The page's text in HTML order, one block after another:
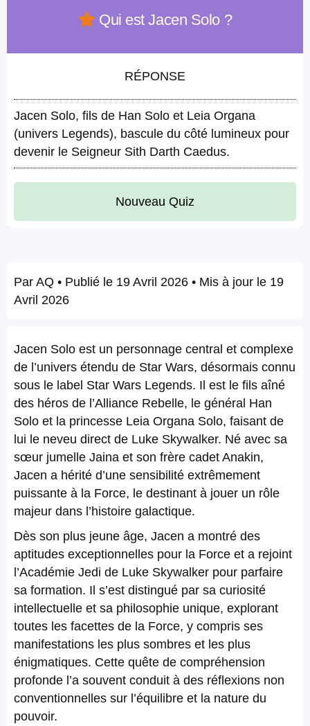
Qui est Jacen Solo ?
RÉPONSE
Jacen Solo, fils de Han Solo et Leia Organa
(univers Legends), bascule du côté lumineux pour
devenir le Seigneur Sith Darth Caedus.
Nouveau Quiz
Par AQ • Publié le 19 Avril 2026 • Mis à jour le 19
Avril 2026
Jacen Solo est un personnage central et complexe
de l’univers étendu de Star Wars, désormais connu
sous le label Star Wars Legends. Il est le fils aîné
des héros de l’Alliance Rebelle, le général Han
Solo et la princesse Leia Organa Solo, faisant de
lui le neveu direct de Luke Skywalker. Né avec sa
sœur jumelle Jaina et son frère cadet Anakin,
Jacen a hérité d’une sensibilité extrêmement
puissante à la Force, le destinant à jouer un rôle
majeur dans l’histoire galactique.
Dès son plus jeune âge, Jacen a montré des
aptitudes exceptionnelles pour la Force et a rejoint
l’Académie Jedi de Luke Skywalker pour parfaire
sa formation. Il s’est distingué par sa curiosité
intellectuelle et sa philosophie unique, explorant
toutes les facettes de la Force, y compris ses
manifestations les plus sombres et les plus
énigmatiques. Cette quête de compréhension
profonde l’a souvent conduit à des réflexions non
conventionnelles sur l’équilibre et la nature du
pouvoir.